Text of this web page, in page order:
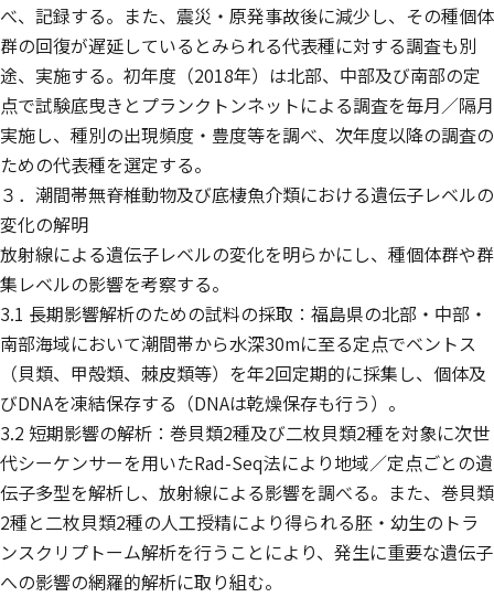
べ、記録する。また、震災・原発事故後に減少し、その種個体
群の回復が遅延しているとみられる代表種に対する調査も別
途、実施する。初年度（2018年）は北部、中部及び南部の定
点で試験底曳きとプランクトンネットによる調査を毎月／隔月
実施し、種別の出現頻度・豊度等を調べ、次年度以降の調査の
ための代表種を選定する。
３．潮間帯無脊椎動物及び底棲魚介類における遺伝子レベルの
変化の解明
放射線による遺伝子レベルの変化を明らかにし、種個体群や群
集レベルの影響を考察する。
3.1 長期影響解析のための試料の採取：福島県の北部・中部・
南部海域において潮間帯から水深30mに至る定点でベントス
（貝類、甲殻類、棘皮類等）を年2回定期的に採集し、個体及
びDNAを凍結保存する（DNAは乾燥保存も行う）。
3.2 短期影響の解析：巻貝類2種及び二枚貝類2種を対象に次世
代シーケンサーを用いたRad-Seq法により地域／定点ごとの遺
伝子多型を解析し、放射線による影響を調べる。また、巻貝類
2種と二枚貝類2種の人工授精により得られる胚・幼生のトラ
ンスクリプトーム解析を行うことにより、発生に重要な遺伝子
への影響の網羅的解析に取り組む。